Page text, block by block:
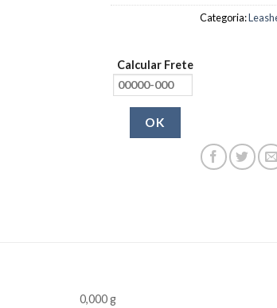
Categoria:
Calcular Frete
OK
0,000 g